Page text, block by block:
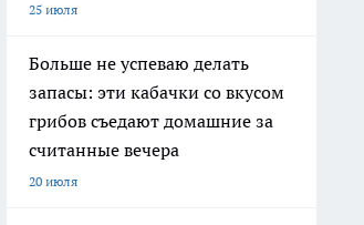
25 июля
Больше не успеваю делать
запасы: эти кабачки со вкусом
грибов съедают домашние за
считанные вечера
20 июля